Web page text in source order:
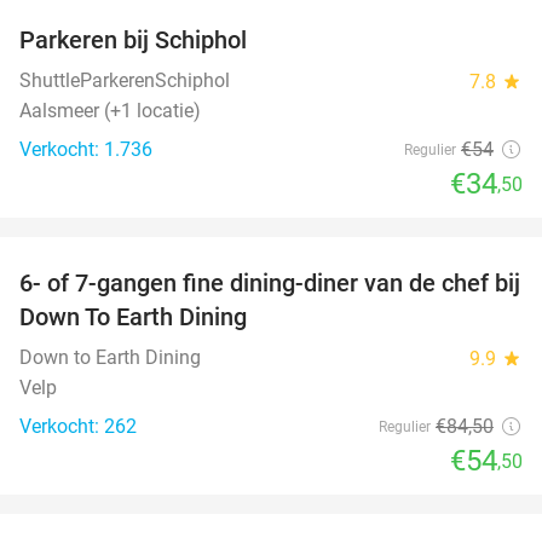
Parkeren bij Schiphol
ShuttleParkerenSchiphol 7.8 star
Aalsmeer (+1 locatie)
Verkocht: 1.736
Regulier €54
€34,50
36%
6- of 7-gangen fine dining-diner van de chef bij
Down To Earth Dining
Down to Earth Dining 9.9 star
Velp
Verkocht: 262
Regulier €84,50
€54,50